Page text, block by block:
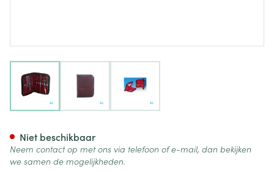
Niet beschikbaar
Neem contact op met ons via telefoon of e-mail, dan bekijken
we samen de mogelijkheden.